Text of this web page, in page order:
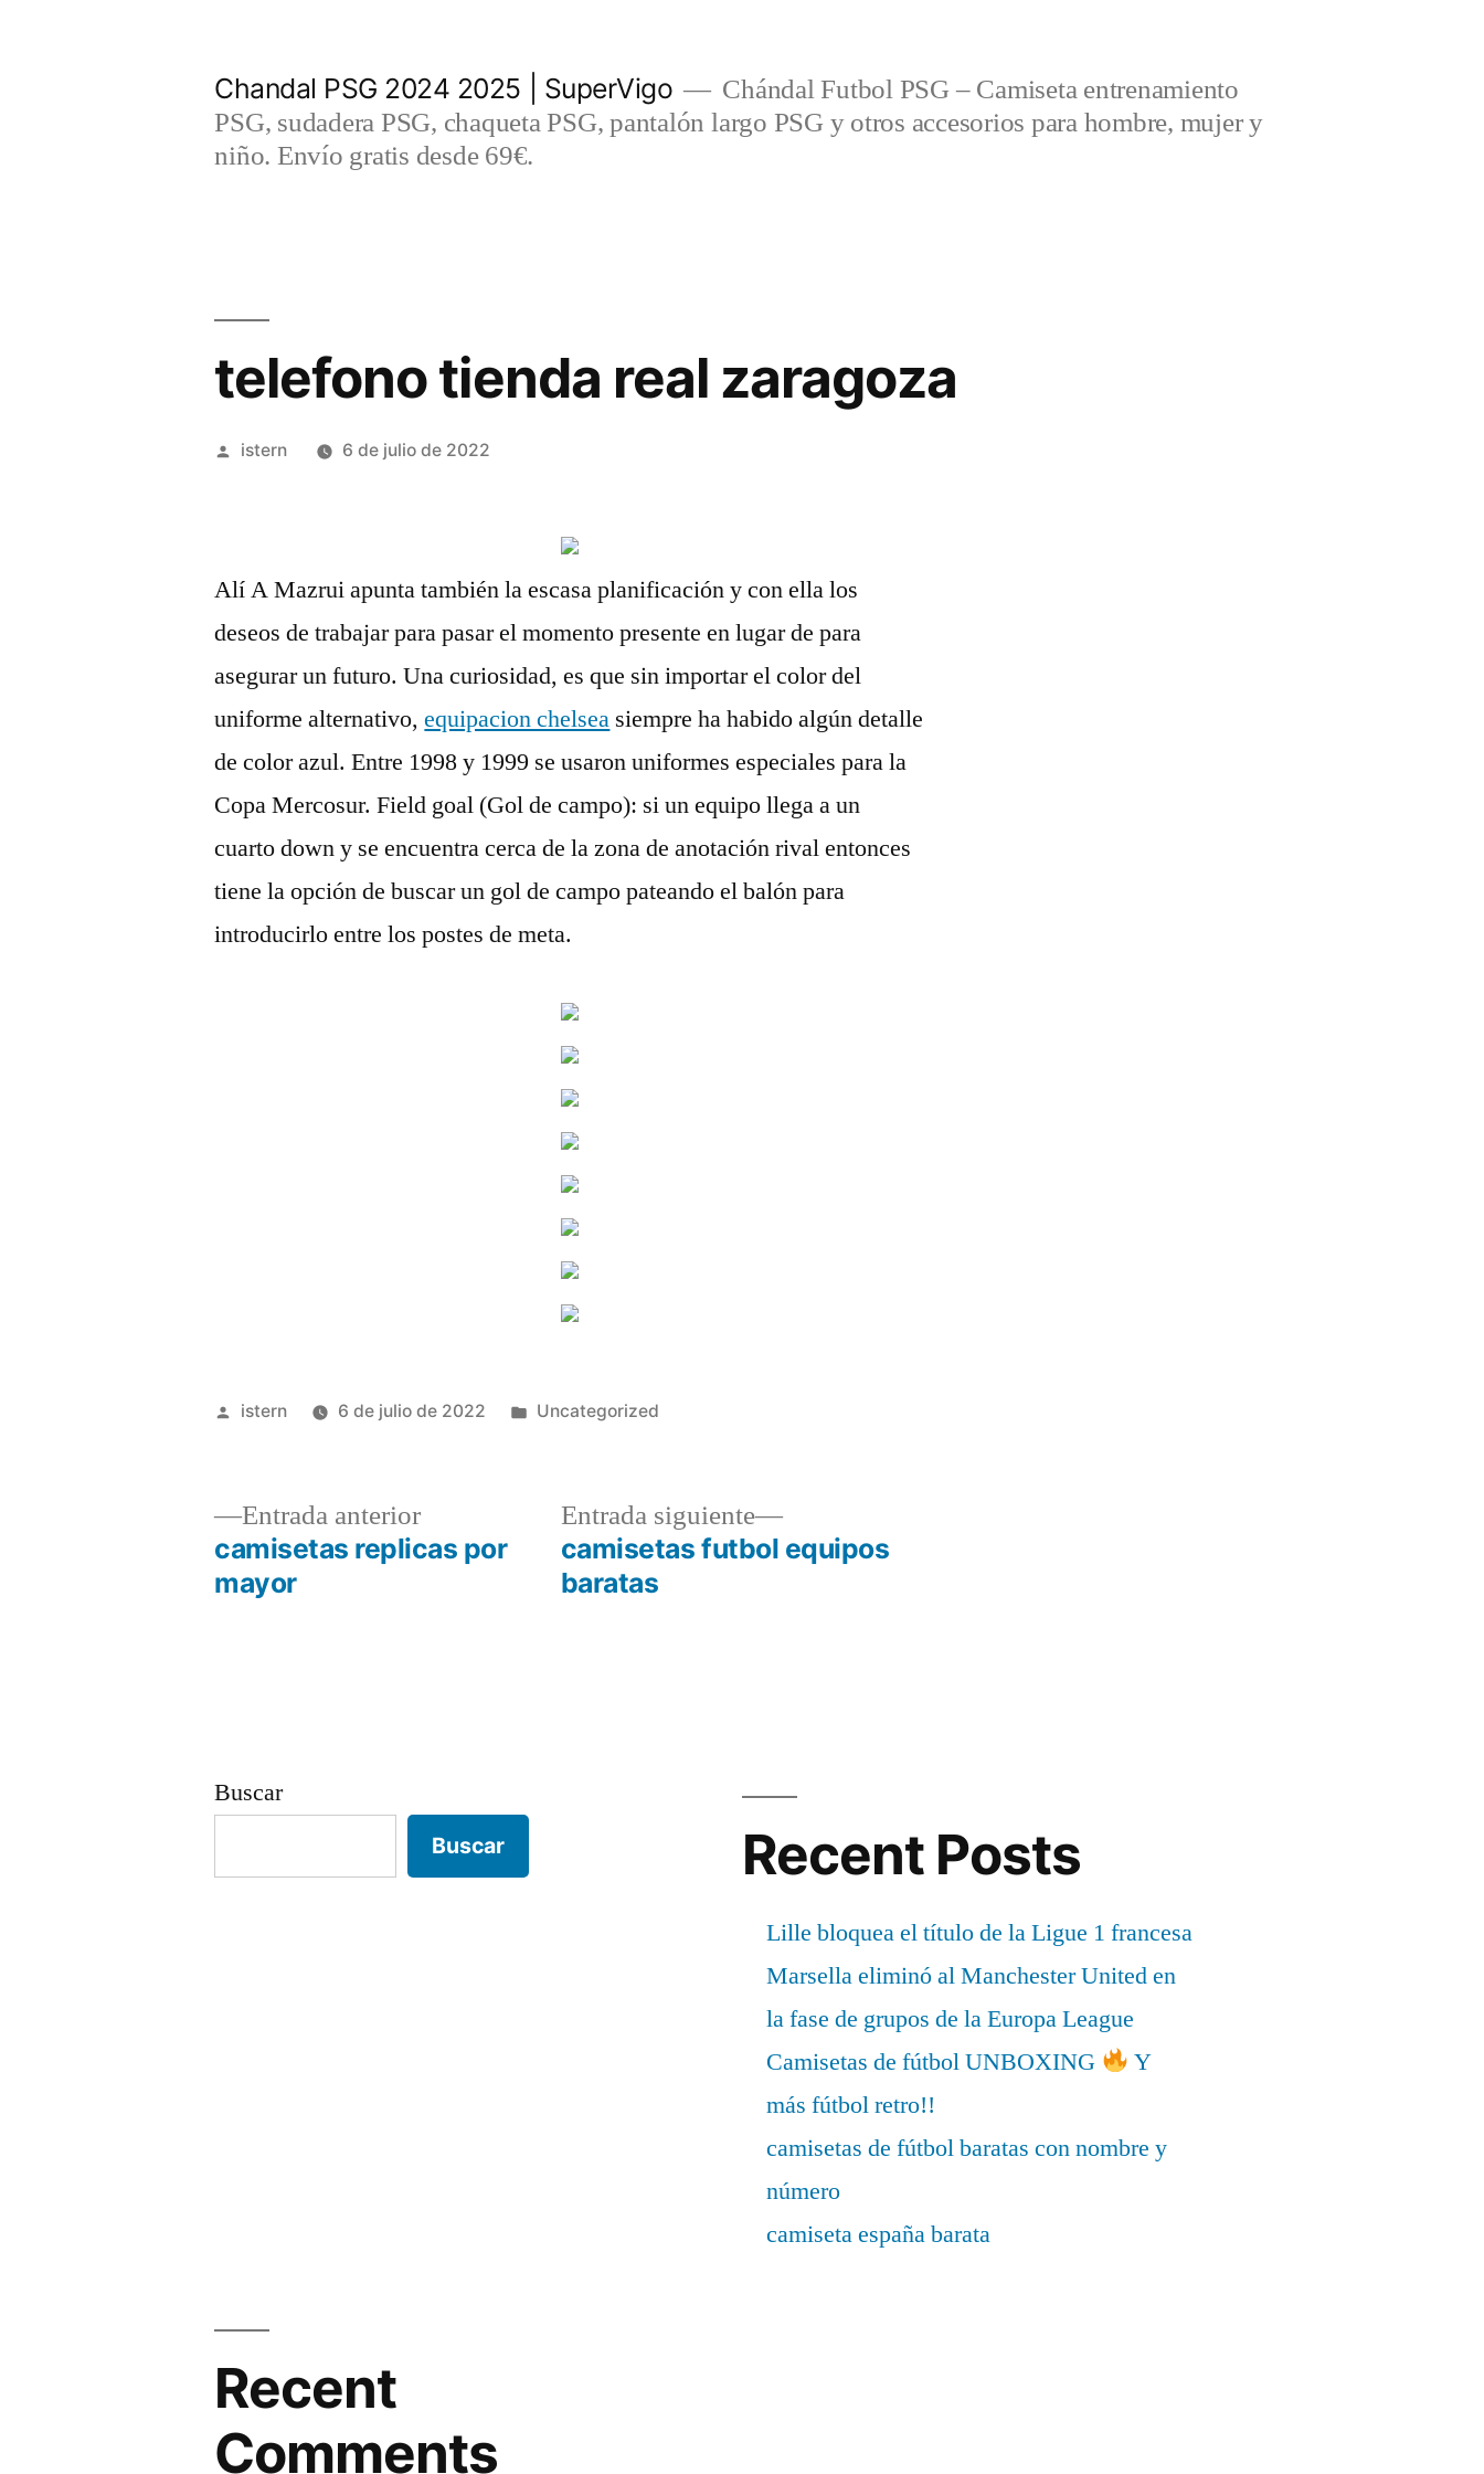
Chandal PSG 2024 2025 | SuperVigo
Chándal Futbol PSG – Camiseta entrenamiento
PSG, sudadera PSG, chaqueta PSG, pantalón largo PSG y otros accesorios para hombre, mujer y
niño. Envío gratis desde 69€.
telefono tienda real zaragoza
Publicado
istern 6 de julio de 2022
Alí A Mazrui apunta también la escasa planificación y con ella los
deseos de trabajar para pasar el momento presente en lugar de para
asegurar un futuro. Una curiosidad, es que sin importar el color del
uniforme alternativo,equipacion chelsea siempre ha habido algún detalle
de color azul. Entre 1998 y 1999 se usaron uniformes especiales para la
Copa Mercosur. Field goal (Gol de campo): si un equipo llega a un
cuarto down y se encuentra cerca de la zona de anotación rival entonces
tiene la opción de buscar un gol de campo pateando el balón para
introducirlo entre los postes de meta.
Publicado
istern 6 de julio de 2022
Publicado
Uncategorized
Navegación
Entrada anteriorEntrada
anterior:
camisetas replicas por
mayor
Entrada siguiente
Entrada
siguiente:
camisetas futbol equipos
baratas
Buscar
Buscar Recent Posts
Lille bloquea el título de la Ligue 1 francesa
Marsella eliminó al Manchester United en
la fase de grupos de la Europa League
Camisetas de fútbol UNBOXING
Y
más fútbol retro!!
camisetas de fútbol baratas con nombre y
número
camiseta españa barata
Recent
Comments